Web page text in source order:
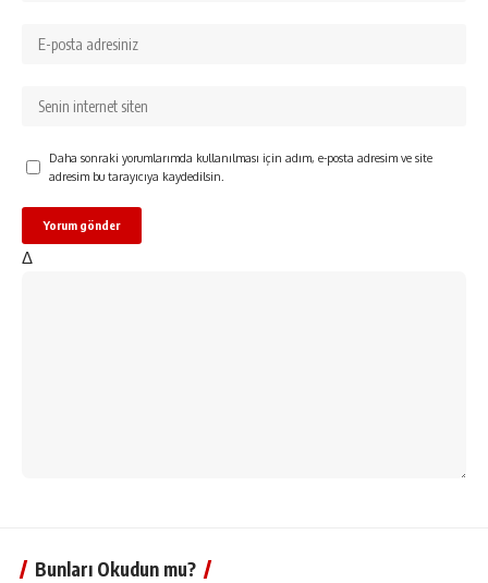
Daha sonraki yorumlarımda kullanılması için adım, e-posta adresim ve site
adresim bu tarayıcıya kaydedilsin.
Δ
Bunları Okudun mu?